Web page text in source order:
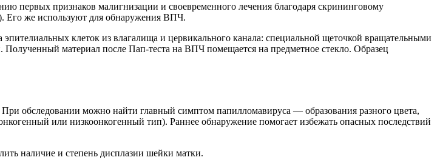
первых признаков малигнизации и своевременного лечения благодаря скрининговому
Его же используют для обнаружения ВПЧ.
клеток из влагалища и цервикального канала: специальной щеточкой вращательными
материал после Пап-теста на ВПЧ помещается на предметное стекло. Образец
обследовании можно найти главный симптом папилломавируса — образования разного цвета,
или низкоонкогенный тип). Раннее обнаружение помогает избежать опасных последствий
наличие и степень дисплазии шейки матки.